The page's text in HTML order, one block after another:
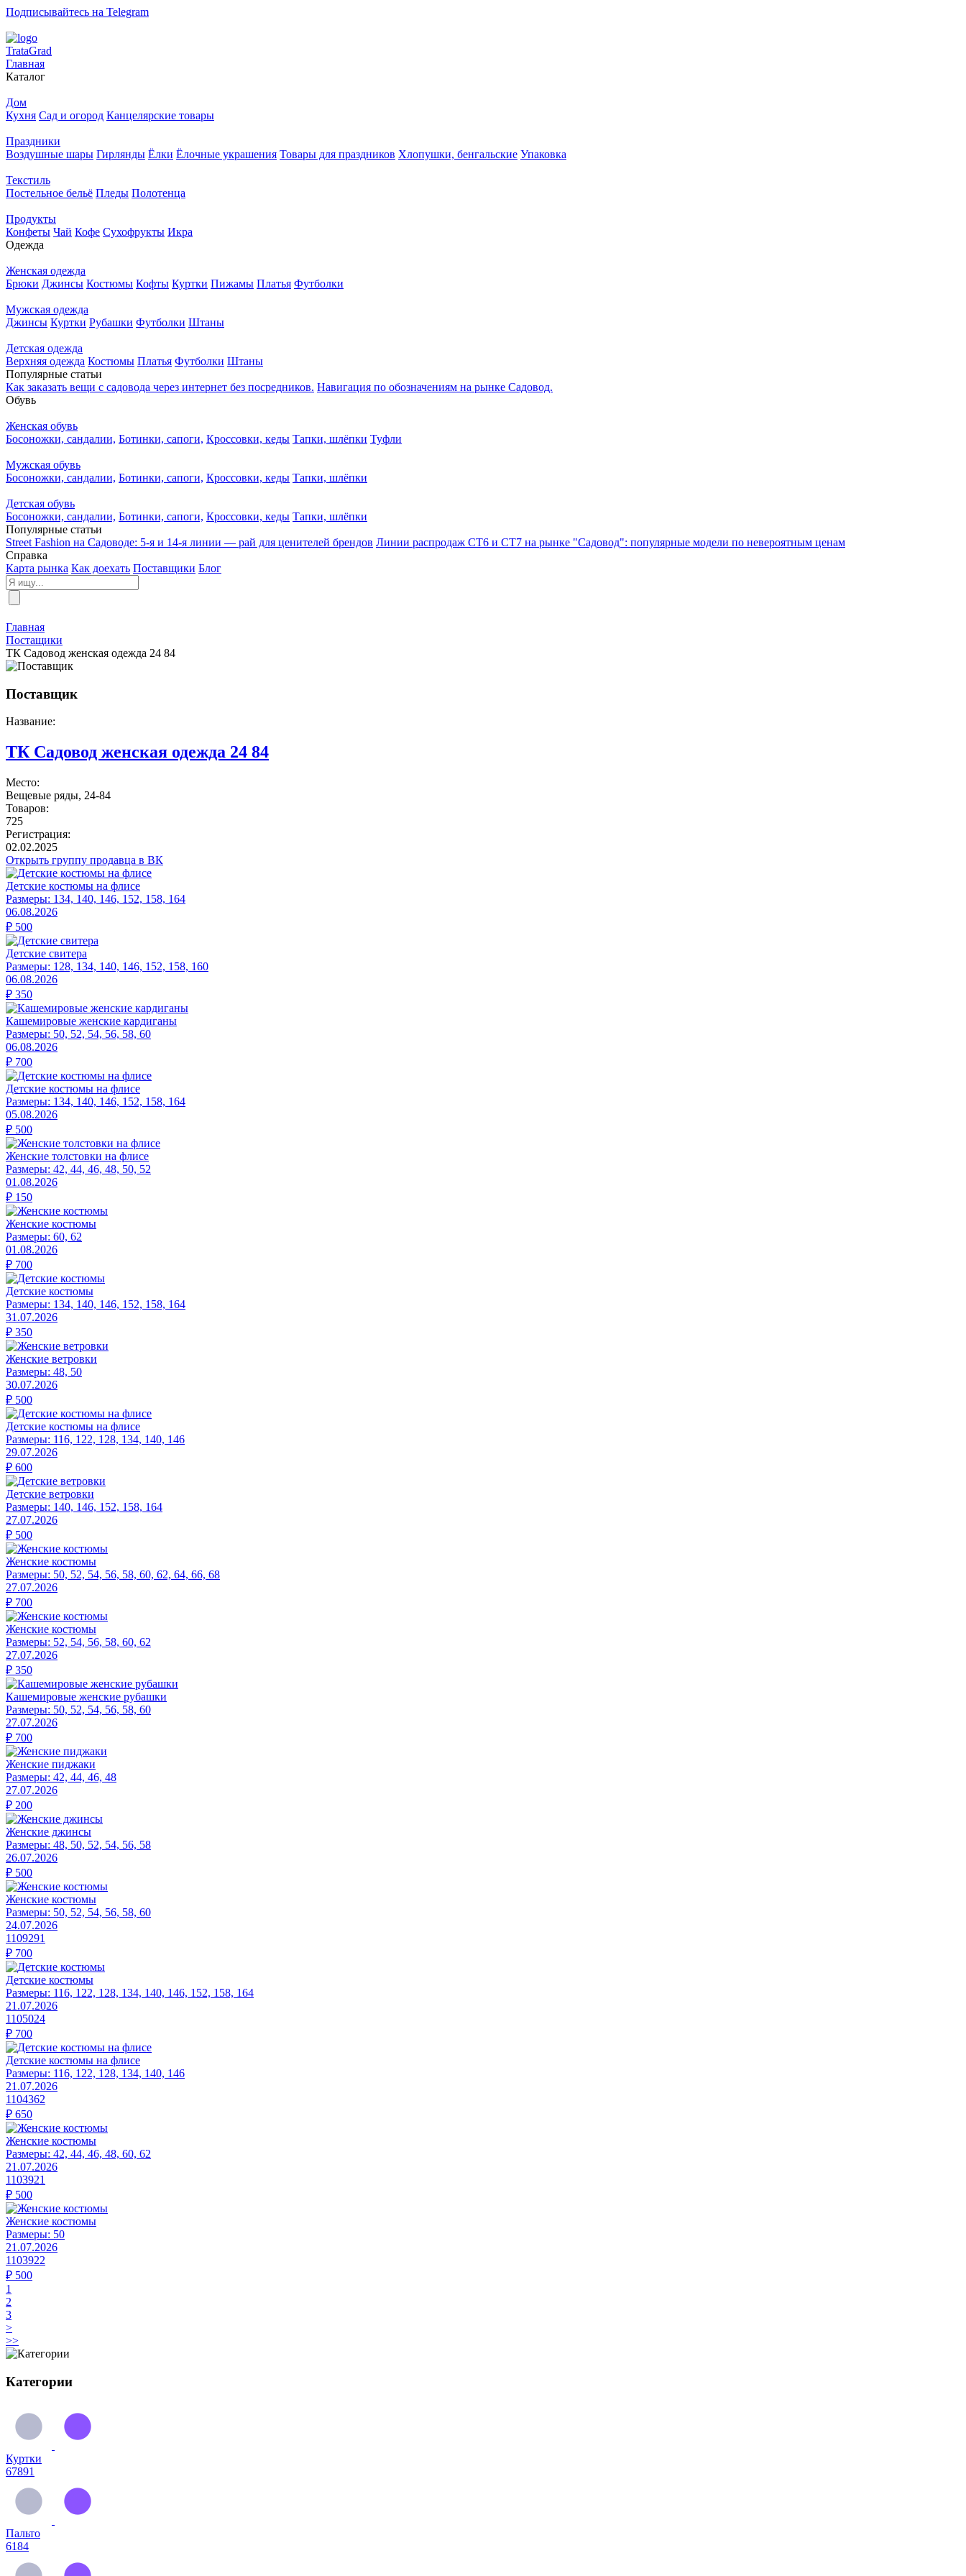
Подписывайтесь на Telegram
TrataGrad
Главная
Каталог
Дом
Кухня Сад и огород Канцелярские товары
Праздники
Воздушные шары Гирлянды Ёлки Ёлочные украшения Товары для праздников Хлопушки, бенгальские Упаковка
Текстиль
Постельное бельё Пледы Полотенца
Продукты
Конфеты Чай Кофе Сухофрукты Икра
Одежда
Женская одежда
Брюки Джинсы Костюмы Кофты Куртки Пижамы Платья Футболки
Мужская одежда
Джинсы Куртки Рубашки Футболки Штаны
Детская одежда
Верхняя одежда Костюмы Платья Футболки Штаны
Популярные статьи
Как заказать вещи с садовода через интернет без посредников. Навигация по обозначениям на рынке Садовод.
Обувь
Женская обувь
Босоножки, сандалии, Ботинки, сапоги, Кроссовки, кеды Тапки, шлёпки Туфли
Мужская обувь
Босоножки, сандалии, Ботинки, сапоги, Кроссовки, кеды Тапки, шлёпки
Детская обувь
Босоножки, сандалии, Ботинки, сапоги, Кроссовки, кеды Тапки, шлёпки
Популярные статьи
Street Fashion на Садоводе: 5-я и 14-я линии — рай для ценителей брендов Линии распродаж СТ6 и СТ7 на рынке "Садовод": популярные модели по невероятным ценам
Справка
Карта рынка Как доехать Поставщики Блог
Главная
Постащики
ТК Садовод женская одежда 24 84
Поставщик
Название:
ТК Садовод женская одежда 24 84
Место:
Вещевые ряды, 24-84
Товаров:
725
Регистрация:
02.02.2025
Открыть группу продавца в ВК
Детские костюмы на флисе
Размеры: 134, 140, 146, 152, 158, 164
06.08.2026
₽ 500
Детские свитера
Размеры: 128, 134, 140, 146, 152, 158, 160
06.08.2026
₽ 350
Кашемировые женские кардиганы
Размеры: 50, 52, 54, 56, 58, 60
06.08.2026
₽ 700
Детские костюмы на флисе
Размеры: 134, 140, 146, 152, 158, 164
05.08.2026
₽ 500
Женские толстовки на флисе
Размеры: 42, 44, 46, 48, 50, 52
01.08.2026
₽ 150
Женские костюмы
Размеры: 60, 62
01.08.2026
₽ 700
Детские костюмы
Размеры: 134, 140, 146, 152, 158, 164
31.07.2026
₽ 350
Женские ветровки
Размеры: 48, 50
30.07.2026
₽ 500
Детские костюмы на флисе
Размеры: 116, 122, 128, 134, 140, 146
29.07.2026
₽ 600
Детские ветровки
Размеры: 140, 146, 152, 158, 164
27.07.2026
₽ 500
Женские костюмы
Размеры: 50, 52, 54, 56, 58, 60, 62, 64, 66, 68
27.07.2026
₽ 700
Женские костюмы
Размеры: 52, 54, 56, 58, 60, 62
27.07.2026
₽ 350
Кашемировые женские рубашки
Размеры: 50, 52, 54, 56, 58, 60
27.07.2026
₽ 700
Женские пиджаки
Размеры: 42, 44, 46, 48
27.07.2026
₽ 200
Женские джинсы
Размеры: 48, 50, 52, 54, 56, 58
26.07.2026
₽ 500
Женские костюмы
Размеры: 50, 52, 54, 56, 58, 60
24.07.2026
1109291
₽ 700
Детские костюмы
Размеры: 116, 122, 128, 134, 140, 146, 152, 158, 164
21.07.2026
1105024
₽ 700
Детские костюмы на флисе
Размеры: 116, 122, 128, 134, 140, 146
21.07.2026
1104362
₽ 650
Женские костюмы
Размеры: 42, 44, 46, 48, 60, 62
21.07.2026
1103921
₽ 500
Женские костюмы
Размеры: 50
21.07.2026
1103922
₽ 500
1
2
3
>
>>
Категории
Куртки
67891
Пальто
6184